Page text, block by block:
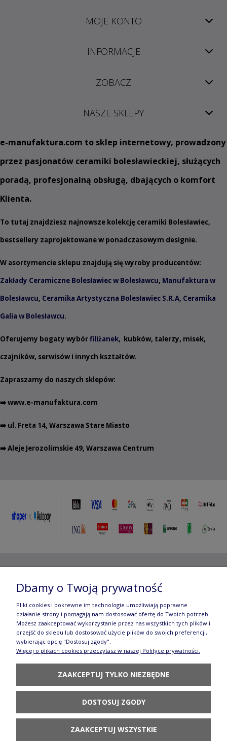
MOJE KONTO
INFORMACJE
ZOBACZ
NASZE SKLEPY
e-manufaktura.com to sklep internetowy, prowadzony
przez pasjonatów ceramiki bolesławieckiej, służących
poradą, profesjonalną obsługą, dbających o komfort
Klienta.
To tutaj znajdziesz najnowsze kolekcję ceramiki Bolesławiec,
bestsellery zaprojektowane w ponadczasowym designie.
W asortymencie sklepu znajdują się wyroby producentów:
Zakłady Ceramiczne Bolesławiec w Bolesławcu, Manufaktura w
Bolesławcu, Ceramika Artystyczna Bolesławiec S.R.A, Ceramika
Galia w Bolesławcu.
Oferujemy bogaty wybórfiliżanek, kubków, talerzy, misek,
czajników, serwisów i innych kształtów.
Zapraszamy do naszych sklepów:
➡️www.e-manufaktura.com
➡️ ul. Freta 14, Warszawa Stare Miasto
➡️ Aleje Jerozolimskie 49, Warszawa Centrum
Jerozolimskie 49, 00-696 Warszawa | e-mail:
manufaktura.com|
Wszelkie prawa zastrzeżone. Fotografie oraz opisy zamieszczone
na stronie stanowią własność autora, kopiowanie, edycja,
rozpowszechnianie bez zgody autora zabronione.
Te treści objęte są prawem autorskim, a korzystanie z nich może
być negatywne w skutkach. Jeżeli chcesz uzyskać zgodę, napisz do
nas.
Dbamy o Twoją prywatność
Pliki cookies i pokrewne im technologie umożliwiają poprawne
działanie strony i pomagają nam dostosować ofertę do Twoich potrzeb.
Możesz zaakceptować wykorzystanie przez nas wszystkich tych plików i
przejść do sklepu lub dostosować użycie plików do swoich preferencji,
wybierając opcję "Dostosuj zgody".
Więcej o plikach cookies przeczytasz w naszej Polityce prywatności.
ZAAKCEPTUJ TYLKO NIEZBĘDNE
DOSTOSUJ ZGODY
ZAAKCEPTUJ WSZYSTKIE